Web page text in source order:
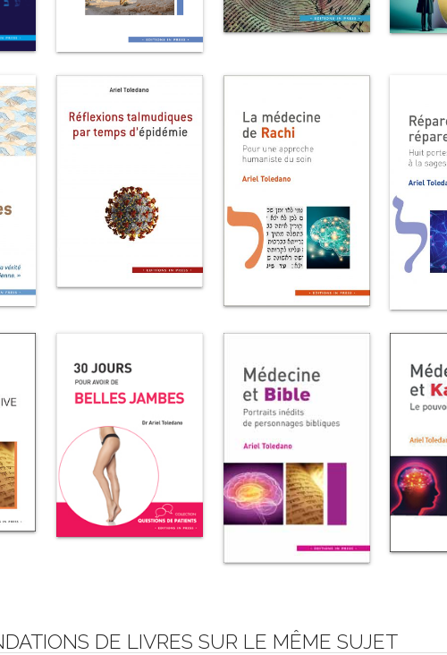
DE LIVRES SUR LE MÊME SUJET